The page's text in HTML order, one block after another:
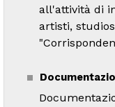
all'attività di
artisti,